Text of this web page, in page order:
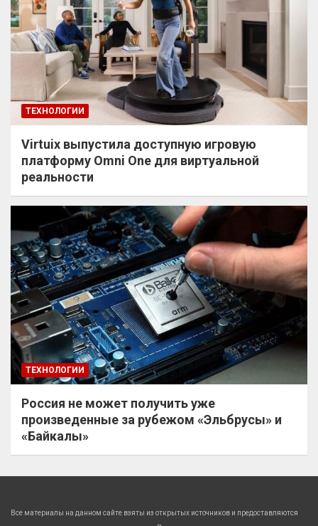
ТЕХНОЛОГИИ
Virtuix выпустила доступную игровую
платформу Omni One для виртуальной
реальности
ТЕХНОЛОГИИ
Россия не может получить уже
произведенные за рубежом «Эльбрусы» и
«Байкалы»
Все материалы на данном сайте взяты из открытых источников и предоставляются